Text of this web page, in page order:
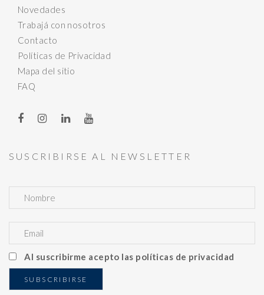
Novedades
Trabajá con nosotros
Contacto
Políticas de Privacidad
Mapa del sitio
FAQ
SUSCRIBIRSE AL NEWSLETTER
Al suscribirme acepto las políticas de privacidad